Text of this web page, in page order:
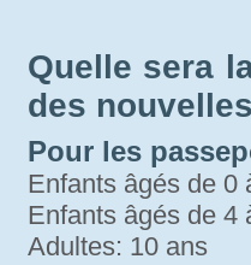
Quelle sera
des
Pour les
Enfants âgés de 0
Enfants âgés de 4
Adultes: 10 ans